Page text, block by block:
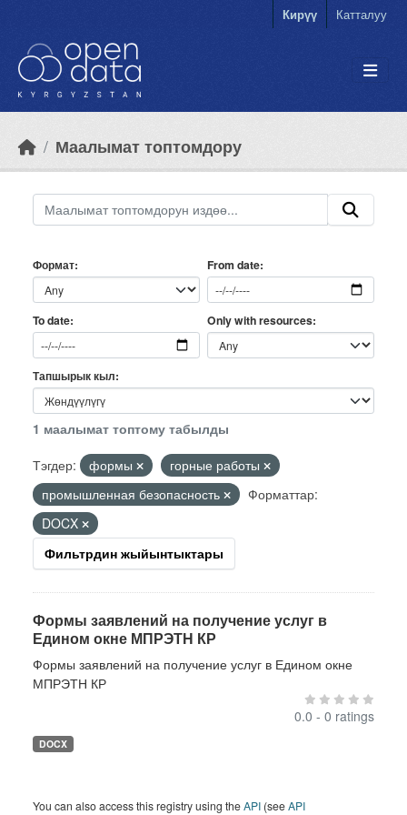
Кирүү Катталуу
Маалымат топтомдору
Формат From date
To date Only with resources
Тапшырык кыл
1 маалымат топтому табылды
Тэгдер:
формы
горные работы
промышленная безопасность
Форматтар:
DOCX
Фильтрдин жыйынтыктары
Формы заявлений на получение услуг в
Едином окне МПРЭТН КР
Формы заявлений на получение услуг в Едином окне
МПРЭТН КР
0.0 - 0 ratings
DOCX
You can also access this registry using theAPI (seeAPI